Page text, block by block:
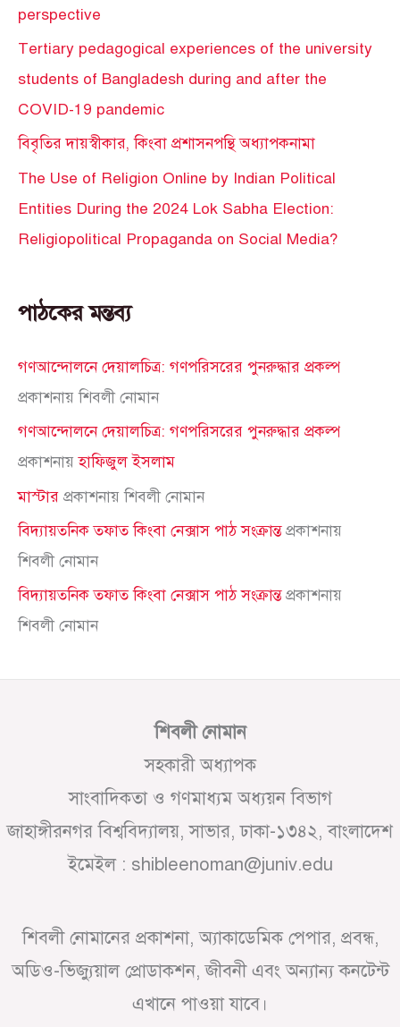
perspective
Tertiary pedagogical experiences of the university
students of Bangladesh during and after the
COVID-19 pandemic
বিবৃতির দায়স্বীকার, কিংবা প্রশাসনপন্থি অধ্যাপকনামা
The Use of Religion Online by Indian Political
Entities During the 2024 Lok Sabha Election:
Religiopolitical Propaganda on Social Media?
পাঠকের মন্তব্য
গণআন্দোলনে দেয়ালচিত্র: গণপরিসরের পুনরুদ্ধার প্রকল্প
প্রকাশনায়শিবলী নোমান
গণআন্দোলনে দেয়ালচিত্র: গণপরিসরের পুনরুদ্ধার প্রকল্প
প্রকাশনায়হাফিজুল ইসলাম
মাস্টার প্রকাশনায়শিবলী নোমান
বিদ্যায়তনিক তফাত কিংবা নেক্সাস পাঠ সংক্রান্তপ্রকাশনায়
শিবলী নোমান
বিদ্যায়তনিক তফাত কিংবা নেক্সাস পাঠ সংক্রান্তপ্রকাশনায়
শিবলী নোমান
শিবলী নোমান
সহকারী অধ্যাপক
সাংবাদিকতা ও গণমাধ্যম অধ্যয়ন বিভাগ
জাহাঙ্গীরনগর বিশ্ববিদ্যালয়, সাভার, ঢাকা-১৩৪২, বাংলাদেশ
ইমেইল : shibleenoman@juniv.edu
শিবলী নোমানের প্রকাশনা, অ্যাকাডেমিক পেপার, প্রবন্ধ,
অডিও-ভিজ্যুয়াল প্রোডাকশন, জীবনী এবং অন্যান্য কনটেন্ট
এখানে পাওয়া যাবে।